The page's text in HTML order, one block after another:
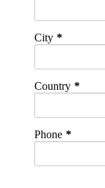
City
Country
Phone